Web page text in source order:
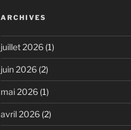
ARCHIVES
juillet 2026(1)
juin 2026(2)
mai 2026(1)
avril 2026(2)